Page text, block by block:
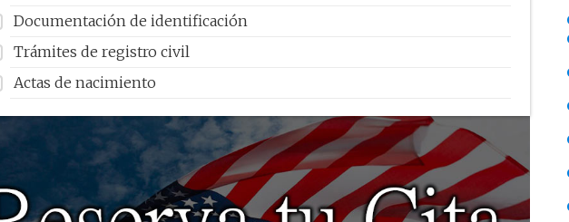
Documentación de identificación
Trámites de registro civil
Actas de nacimiento